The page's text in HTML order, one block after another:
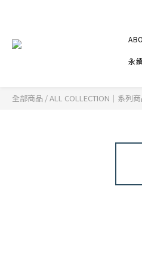
永
全部商品 /ALL COLLECTION｜系列